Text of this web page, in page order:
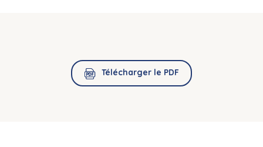
Télécharger le PDF